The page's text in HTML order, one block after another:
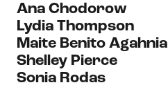
Ana Chodorow
Lydia Thompson
Maite Benito Agahnia
Shelley Pierce
Sonia Rodas